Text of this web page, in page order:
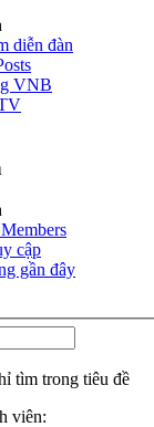
diễn đàn
VNB
cập
gần đây
tìm trong tiêu đề
viên: